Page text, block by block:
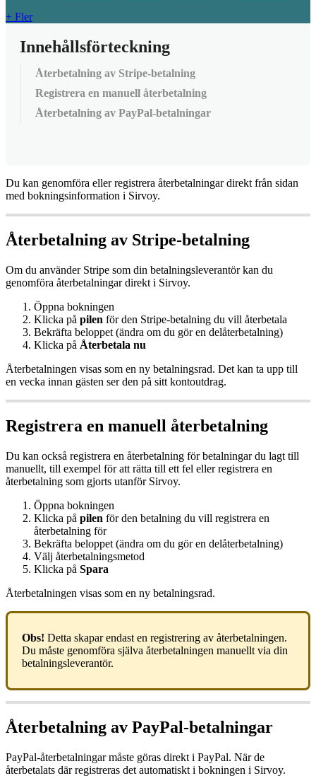
+ Fler
Innehållsförteckning
Återbetalning av Stripe-betalning
Registrera en manuell återbetalning
Återbetalning av PayPal-betalningar
Du kan genomföra eller registrera återbetalningar direkt från sidan
med bokningsinformation i Sirvoy.
Återbetalning av Stripe-betalning
Om du använder Stripe som din betalningsleverantör kan du
genomföra återbetalningar direkt i Sirvoy.
Öppna bokningen
Klicka på pilen för den Stripe-betalning du vill återbetala
Bekräfta beloppet (ändra om du gör en delåterbetalning)
Klicka på Återbetala nu
Återbetalningen visas som en ny betalningsrad. Det kan ta upp till
en vecka innan gästen ser den på sitt kontoutdrag.
Registrera en manuell återbetalning
Du kan också registrera en återbetalning för betalningar du lagt till
manuellt, till exempel för att rätta till ett fel eller registrera en
återbetalning som gjorts utanför Sirvoy.
Öppna bokningen
Klicka på pilen för den betalning du vill registrera en
återbetalning för
Bekräfta beloppet (ändra om du gör en delåterbetalning)
Välj återbetalningsmetod
Klicka på Spara
Återbetalningen visas som en ny betalningsrad.
Obs! Detta skapar endast en registrering av återbetalningen.
Du måste genomföra själva återbetalningen manuellt via din
betalningsleverantör.
Återbetalning av PayPal-betalningar
PayPal-återbetalningar måste göras direkt i PayPal. När de
återbetalats där registreras det automatiskt i bokningen i Sirvoy.